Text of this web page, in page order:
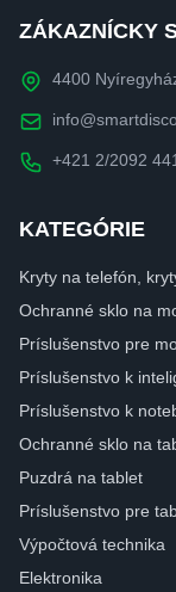
ZÁKAZNÍCKY
4400
+421 2/2092
KATEGÓRIE
Kryty na telefón,
Ochranné sklo na
Príslušenstvo pre
Príslušenstvo k
Príslušenstvo k
Ochranné sklo na
Puzdrá na tablet
Príslušenstvo pre
Výpočtová technika
Elektronika